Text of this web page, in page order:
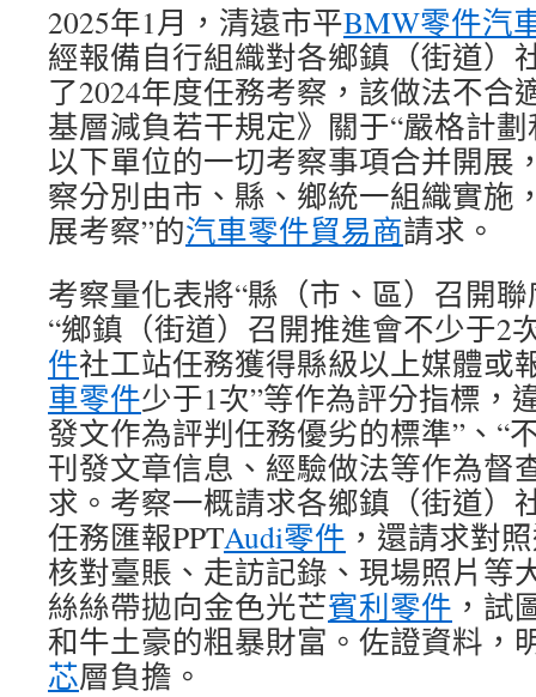
2025年1月，清遠市平BMW零件汽
經報備自行組織對各鄉鎮（街道）
了2024年度任務考察，該做法不合
基層減負若干規定》關于“嚴格計
以下單位的一切考察事項合并開展
察分別由市、縣、鄉統一組織實施
展考察”的汽車零件貿易商請求。
考察量化表將“縣（市、區）召開
“鄉鎮（街道）召開推進會不少于2
件社工站任務獲得縣級以上媒體或
車零件少于1次”等作為評分指標，
發文作為評判任務優劣的標準”、“
刊發文章信息、經驗做法等作為督
求。考察一概請求各鄉鎮（街道）
任務匯報PPTAudi零件 ，還請求對
核對臺賬、走訪記錄、現場照片等
絲絲帶拋向金色光芒賓利零件 ，試
和牛土豪的粗暴財富。佐證資料，
芯層負擔。